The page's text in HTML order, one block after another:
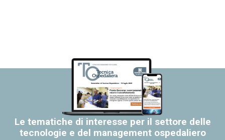
Le tematiche di interesse per il settore delle
tecnologie e del management ospedaliero